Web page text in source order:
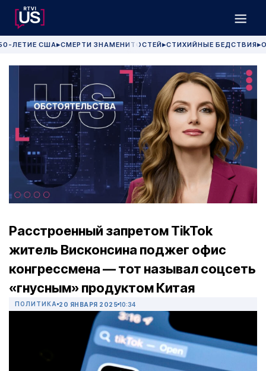
ЛЕТИЕ США▶СМЕРТИ ЗНАМЕНИТОСТЕЙ▶СТИХИЙНЫЕ БЕДСТВИЯ▶
Расстроенный запретом TikTok
житель Висконсина поджег офис
конгрессмена — тот называл соцсеть
«гнусным» продуктом Китая
ПОЛИТИКА 20 ЯНВАРЯ 2025 10:34